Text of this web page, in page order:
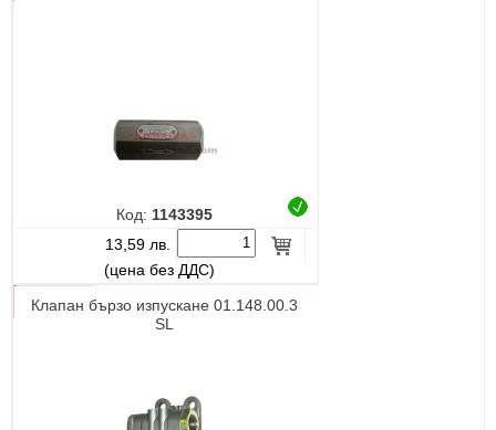
Код: 1143395
13,59 лв.
(цена без ДДС)
Клапан бързо изпускане 01.148.00.3
SL